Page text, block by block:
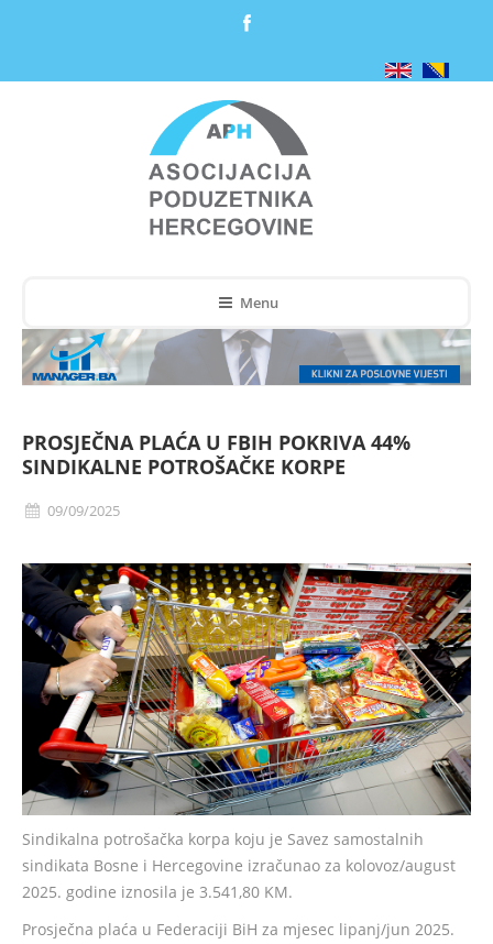
Menu
PROSJEČNA PLAĆA U FBIH POKRIVA 44%
SINDIKALNE POTROŠAČKE KORPE
09/09/2025
Sindikalna potrošačka korpa koju je Savez samostalnih
sindikata Bosne i Hercegovine izračunao za kolovoz/august
2025. godine iznosila je 3.541,80 KM.
Prosječna plaća u Federaciji BiH za mjesec lipanj/jun 2025.